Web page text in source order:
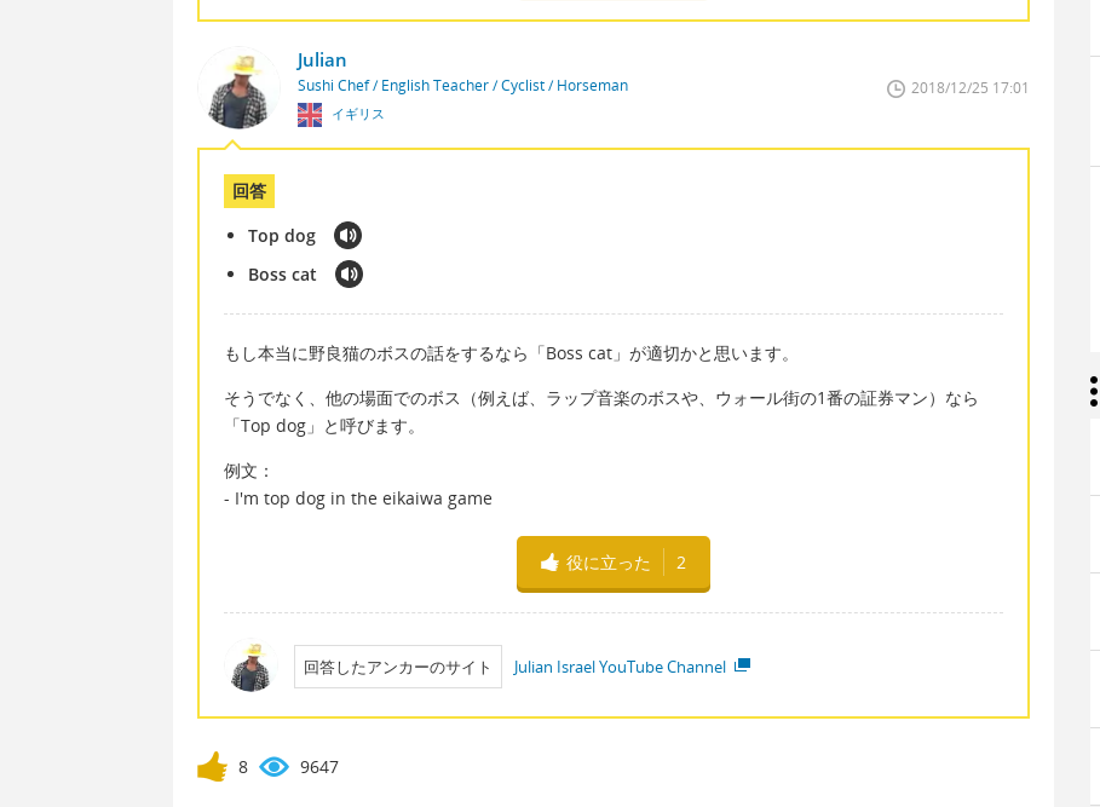
Julian
Sushi Chef / English Teacher / Cyclist / Horseman
イギリス
2018/12/25 17:01
回答
Top dog
Boss cat
もし本当に野良猫のボスの話をするなら「Boss cat」が適切かと思います。
そうでなく、他の場面でのボス（例えば、ラップ音楽のボスや、ウォール街の1番の証券マン）なら
「Top dog」と呼びます。
例文：
- I'm top dog in the eikaiwa game
役に立った 2
回答したアンカーのサイト Julian Israel YouTube Channel
8 9647